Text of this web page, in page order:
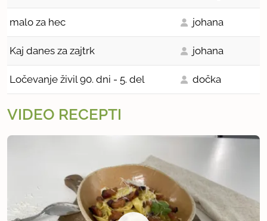
malo za hec johana
Kaj danes za zajtrk johana
Ločevanje živil 90. dni - 5. del dočka
VIDEO RECEPTI